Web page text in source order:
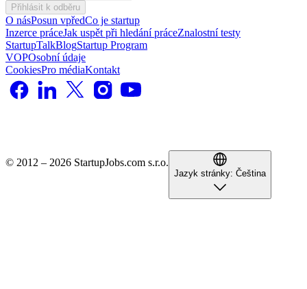
Přihlásit k odběru
O násPosun vpředCo je startup
Inzerce práceJak uspět při hledání práceZnalostní testy
StartupTalkBlogStartup Program
VOPOsobní údaje
CookiesPro médiaKontakt
© 2012 – 2026 StartupJobs.com s.r.o.
Jazyk stránky: Čeština